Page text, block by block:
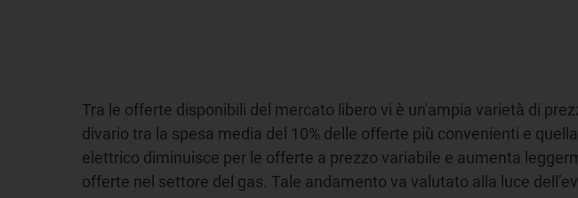
Tra le offerte disponibili del mercato libero vi è un'ampia varietà di
divario tra la spesa media del 10% delle offerte più convenienti e
elettrico diminuisce per le offerte a prezzo variabile e aumenta
offerte nel settore del gas. Tale andamento va valutato alla luce